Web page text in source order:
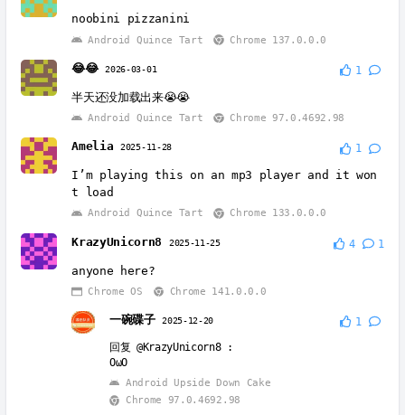
noobini pizzanini
Android Quince Tart Chrome 137.0.0.0
😂😂 2026-03-01 1
半天还没加载出来😭😭
Android Quince Tart Chrome 97.0.4692.98
Amelia 2025-11-28 1
I’m playing this on an mp3 player and it won
t load
Android Quince Tart Chrome 133.0.0.0
KrazyUnicorn8 2025-11-25 4 1
anyone here?
Chrome OS Chrome 141.0.0.0
一碗碟子 2025-12-20
1
回复@KrazyUnicorn8:
OωO
Android Upside Down Cake
Chrome 97.0.4692.98